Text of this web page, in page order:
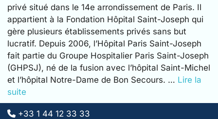
privé situé dans le 14e arrondissement de Paris. Il
appartient à la Fondation Hôpital Saint-Joseph qui
gère plusieurs établissements privés sans but
lucratif. Depuis 2006, l’Hôpital Paris Saint-Joseph
fait partie du Groupe Hospitalier Paris Saint-Joseph
(GHPSJ), né de la fusion avec l’hôpital Saint-Michel
et l’hôpital Notre-Dame de Bon Secours. … Lire la
suite
+33 1 44 12 33 33